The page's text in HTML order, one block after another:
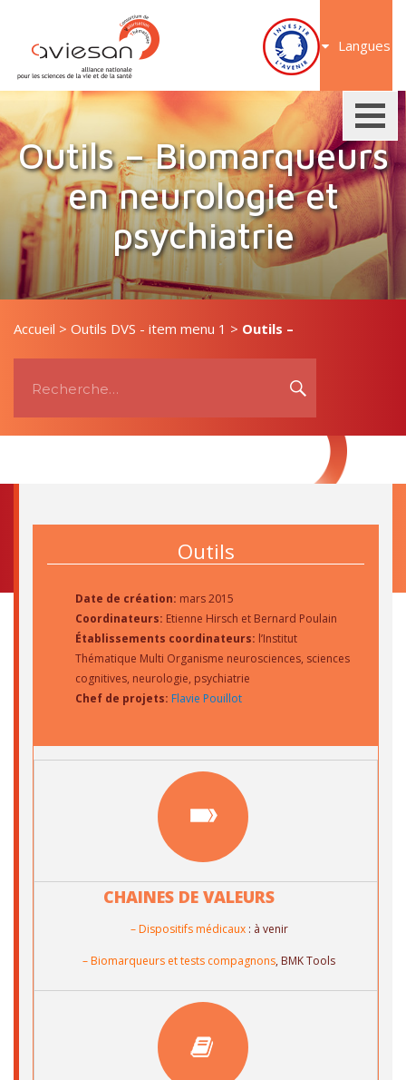
contenu
Langues
Outils – Biomarqueurs
en neurologie et
psychiatrie
Accueil > Outils DVS - item menu 1 > Outils –
Biomarqueurs en neurologie et psychiatrie
Recherche
Outils
Date de création: mars 2015
Coordinateurs: Etienne Hirsch et Bernard Poulain
Établissements coordinateurs: l’Institut
Thématique Multi Organisme neurosciences, sciences
cognitives, neurologie, psychiatrie
Chef de projets: Flavie Pouillot
CHAINES DE VALEURS
– Dispositifs médicaux: à venir
– Biomarqueurs et tests compagnons, BMK Tools